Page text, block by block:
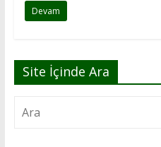
Devam
Site İçinde Ara